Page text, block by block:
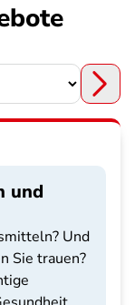
und
Und
Sie trauen?